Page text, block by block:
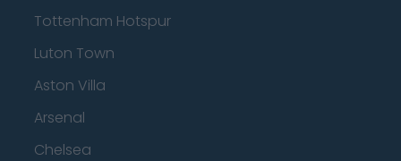
Tottenham Hotspur
Luton Town
Aston Villa
Arsenal
Chelsea